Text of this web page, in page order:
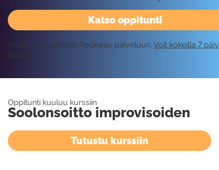
Katso oppitunti
Vaatii kirjautumisen Rockway palveluun. Voit kokeilla 7
tästä!
Oppitunti kuuluu kurssiin
Soolonsoitto improvisoiden
Tutustu kurssiin